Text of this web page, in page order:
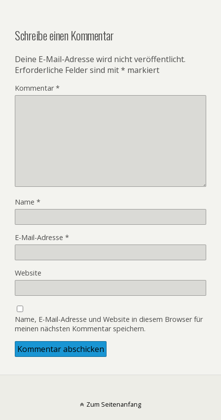
Schreibe einen Kommentar
Deine E-Mail-Adresse wird nicht veröffentlicht.
Erforderliche Felder sind mit* markiert
Kommentar*
Name *
E-Mail-Adresse *
Website
Name, E-Mail-Adresse und Website in diesem Browser für
meinen nächsten Kommentar speichern.
Zum Seitenanfang